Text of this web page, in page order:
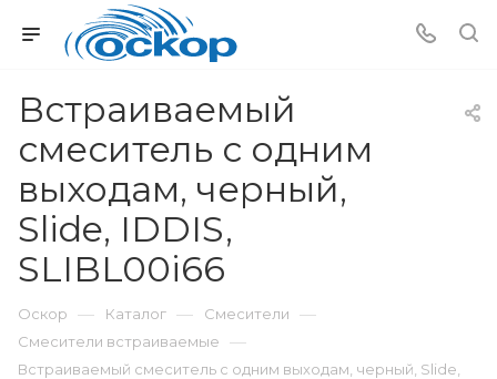
Встраиваемый
смеситель с одним
выходам, черный,
Slide, IDDIS,
SLIBL00i66
Оскор — Каталог — Смесители —
Смесители встраиваемые —
Встраиваемый смеситель с одним выходам, черный, Slide,